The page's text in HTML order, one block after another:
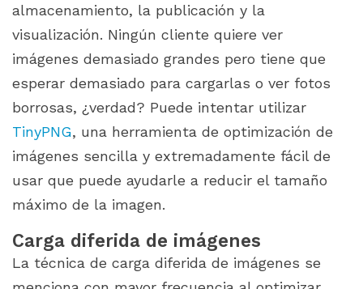
almacenamiento, la publicación y la
visualización. Ningún cliente quiere ver
imágenes demasiado grandes pero tiene que
esperar demasiado para cargarlas o ver fotos
borrosas, ¿verdad? Puede intentar utilizar
TinyPNG, una herramienta de optimización de
imágenes sencilla y extremadamente fácil de
usar que puede ayudarle a reducir el tamaño
máximo de la imagen.
Carga diferida de imágenes
La técnica de carga diferida de imágenes se